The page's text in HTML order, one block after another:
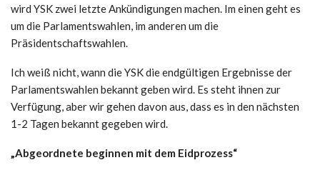
wird YSK zwei letzte Ankündigungen machen. Im einen geht es
um die Parlamentswahlen, im anderen um die
Präsidentschaftswahlen.
Ich weiß nicht, wann die YSK die endgültigen Ergebnisse der
Parlamentswahlen bekannt geben wird. Es steht ihnen zur
Verfügung, aber wir gehen davon aus, dass es in den nächsten
1-2 Tagen bekannt gegeben wird.
„Abgeordnete beginnen mit dem Eidprozess“